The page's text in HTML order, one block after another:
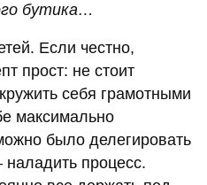
бутика…
Если честно,
прост: не стоит
себя грамотными
максимально
было делегировать
процесс.